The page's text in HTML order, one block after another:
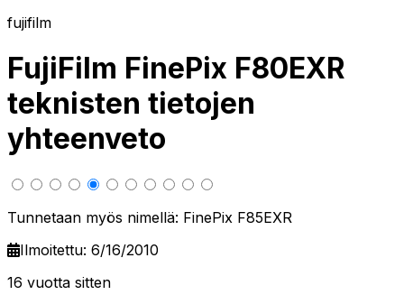
fujifilm
FujiFilm FinePix F80EXR
teknisten tietojen
yhteenveto
Tunnetaan myös nimellä: FinePix F85EXR
Ilmoitettu: 6/16/2010
16 vuotta sitten